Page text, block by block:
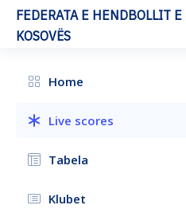
FEDERATA E HENDBOLLIT E
KOSOVËS
Home
Live scores
Tabela
Klubet